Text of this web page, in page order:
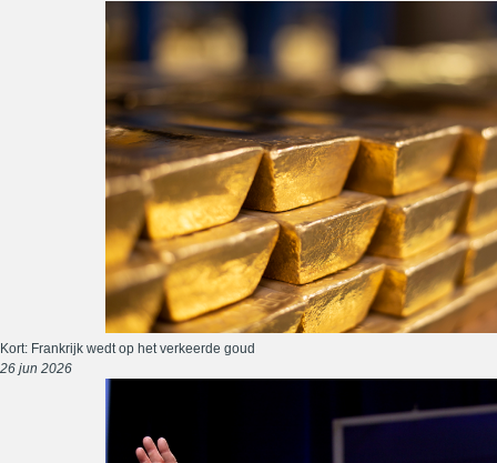
Kort: Frankrijk wedt op het verkeerde goud
26 jun 2026